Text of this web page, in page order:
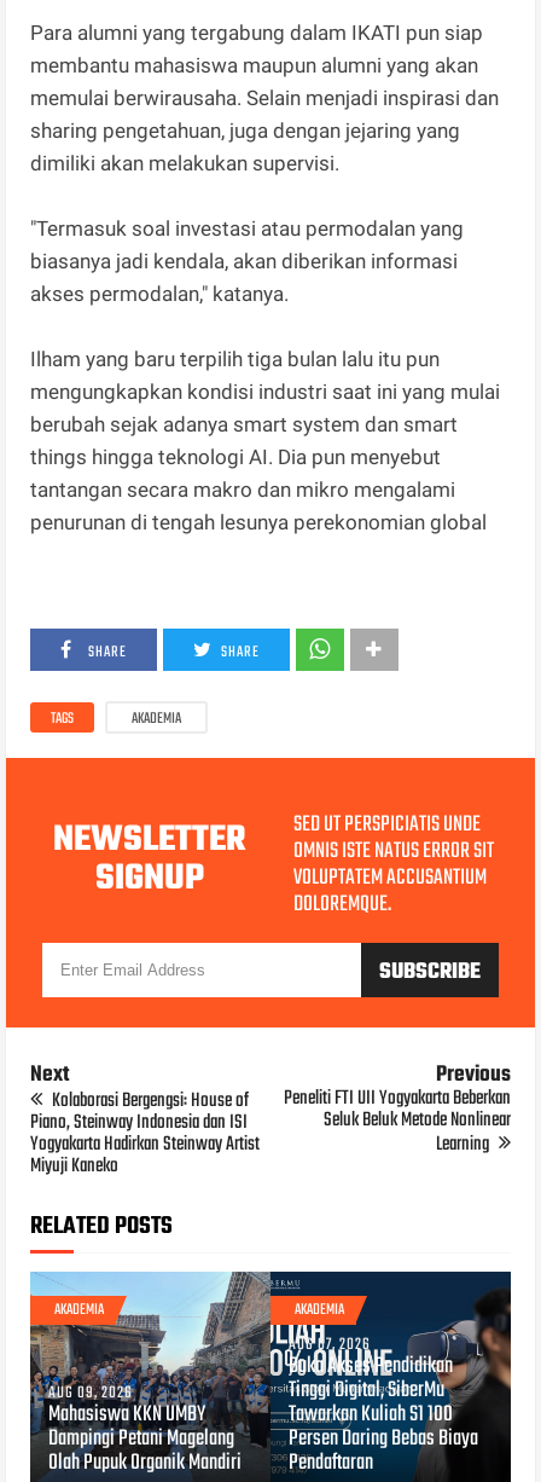
Para alumni yang tergabung dalam IKATI pun siap
membantu mahasiswa maupun alumni yang akan
memulai berwirausaha. Selain menjadi inspirasi dan
sharing pengetahuan, juga dengan jejaring yang
dimiliki akan melakukan supervisi.
"Termasuk soal investasi atau permodalan yang
biasanya jadi kendala, akan diberikan informasi
akses permodalan," katanya.
Ilham yang baru terpilih tiga bulan lalu itu pun
mengungkapkan kondisi industri saat ini yang mulai
berubah sejak adanya smart system dan smart
things hingga teknologi AI. Dia pun menyebut
tantangan secara makro dan mikro mengalami
penurunan di tengah lesunya perekonomian global
SHARE SHARE
TAGS AKADEMIA
NEWSLETTER
SIGNUP
SED UT PERSPICIATIS UNDE
OMNIS ISTE NATUS ERROR SIT
VOLUPTATEM ACCUSANTIUM
DOLOREMQUE.
Next
Kolaborasi Bergengsi: House of
Piano, Steinway Indonesia dan ISI
Yogyakarta Hadirkan Steinway Artist
Miyuji Kaneko
Previous
Peneliti FTI UII Yogyakarta Beberkan
Seluk Beluk Metode Nonlinear
Learning
RELATED POSTS
AKADEMIA
AUG 09, 2026
Mahasiswa KKN UMBY
Dampingi Petani Magelang
Olah Pupuk Organik Mandiri
AKADEMIA
AUG 07, 2026
Buka Akses Pendidikan
Tinggi Digital, SiberMu
Tawarkan Kuliah S1 100
Persen Daring Bebas Biaya
Pendaftaran